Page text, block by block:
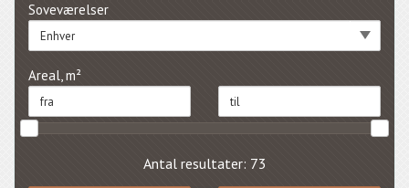
Soveværelser
Enhver
Areal, m²
Antal resultater: 73